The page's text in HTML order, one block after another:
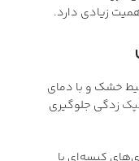
زیادی دارد.
خشک و با دمای
زدگی جلوگیری